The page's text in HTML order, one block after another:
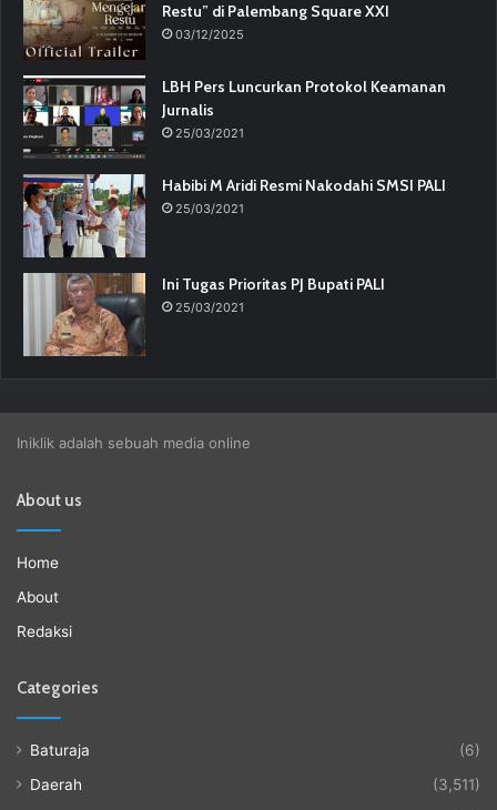
Restu” di Palembang Square XXI
03/12/2025
LBH Pers Luncurkan Protokol Keamanan
Jurnalis
25/03/2021
Habibi M Aridi Resmi Nakodahi SMSI PALI
25/03/2021
Ini Tugas Prioritas PJ Bupati PALI
25/03/2021
Iniklik adalah sebuah media online
About us
Home
About
Redaksi
Categories
Baturaja
(6)
Daerah
(3,511)